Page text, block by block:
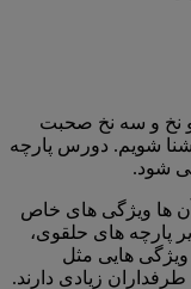
نخ و سه نخ صحبت
شویم. دورس پارچه
شود.
آن ها ویژگی های خاص
پارچه های حلقوی،
ویژگی هایی مثل
زیادی دارند.